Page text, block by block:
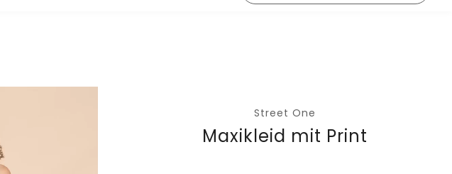
Street One
Maxikleid mit Print